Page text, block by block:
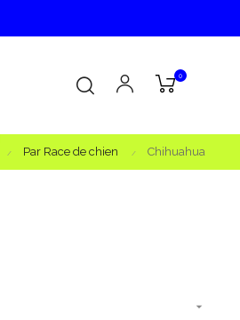
0
Par Race de chien Chihuahua
